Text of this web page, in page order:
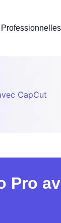
CapCut
Pro